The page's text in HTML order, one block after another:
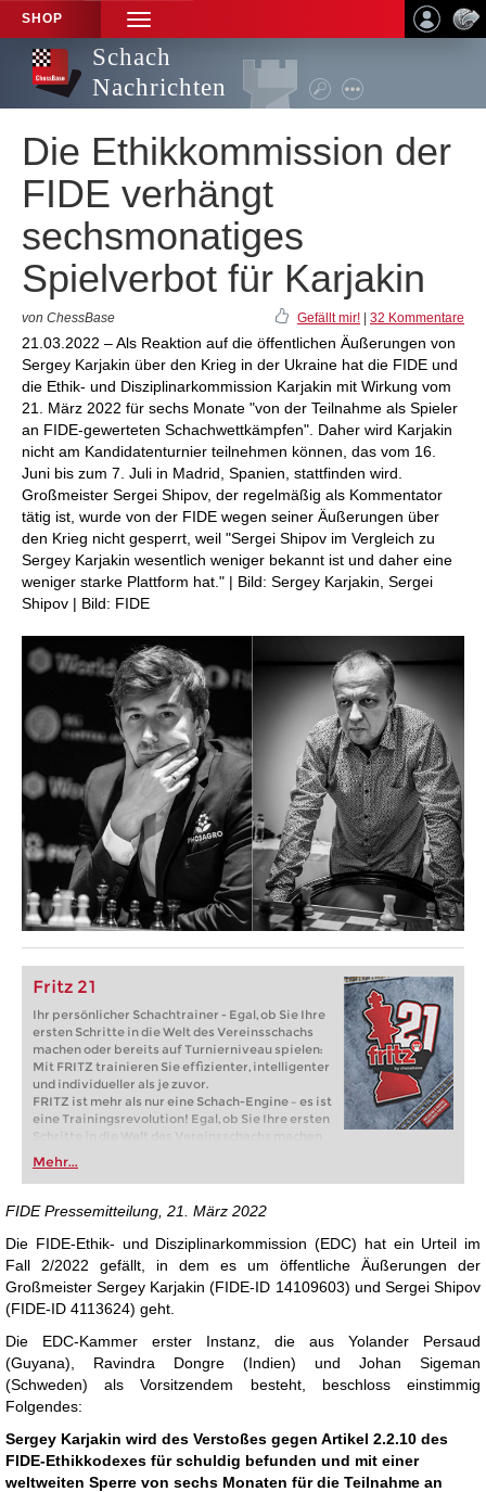
SHOP
TOGGLE
NAVIGATION
Schach
Nachrichten
Die Ethikkommission der
FIDE verhängt
sechsmonatiges
Spielverbot für Karjakin
von ChessBase Gefällt mir! 32 Kommentare
21.03.2022 – Als Reaktion auf die öffentlichen Äußerungen von
Sergey Karjakin über den Krieg in der Ukraine hat die FIDE und
die Ethik- und Disziplinarkommission Karjakin mit Wirkung vom
21. März 2022 für sechs Monate "von der Teilnahme als Spieler
an FIDE-gewerteten Schachwettkämpfen". Daher wird Karjakin
nicht am Kandidatenturnier teilnehmen können, das vom 16.
Juni bis zum 7. Juli in Madrid, Spanien, stattfinden wird.
Großmeister Sergei Shipov, der regelmäßig als Kommentator
tätig ist, wurde von der FIDE wegen seiner Äußerungen über
den Krieg nicht gesperrt, weil "Sergei Shipov im Vergleich zu
Sergey Karjakin wesentlich weniger bekannt ist und daher eine
weniger starke Plattform hat." | Bild: Sergey Karjakin, Sergei
Shipov | Bild: FIDE
Fritz 21
Ihr persönlicher Schachtrainer - Egal, ob Sie Ihre
ersten Schritte in die Welt des Vereinsschachs
machen oder bereits auf Turnierniveau spielen:
Mit FRITZ trainieren Sie effizienter, intelligenter
und individueller als je zuvor.
FRITZ ist mehr als nur eine Schach-Engine – es ist
eine Trainingsrevolution! Egal, ob Sie Ihre ersten
Schritte in die Welt des Vereinsschachs machen
oder bereits auf Turnierniveau spielen: Mit
FRITZ trainieren Sie effizienter, intelligenter und
individueller als je zuvor.
Mehr...
FIDE Pressemitteilung, 21. März 2022
Die FIDE-Ethik- und Disziplinarkommission (EDC) hat ein Urteil im
Fall 2/2022 gefällt, in dem es um öffentliche Äußerungen der
Großmeister Sergey Karjakin (FIDE-ID 14109603) und Sergei Shipov
(FIDE-ID 4113624) geht.
Die EDC-Kammer erster Instanz, die aus Yolander Persaud
(Guyana), Ravindra Dongre (Indien) und Johan Sigeman
(Schweden) als Vorsitzendem besteht, beschloss einstimmig
Folgendes:
Sergey Karjakin wird des Verstoßes gegen Artikel 2.2.10 des
FIDE-Ethikkodexes für schuldig befunden und mit einer
weltweiten Sperre von sechs Monaten für die Teilnahme an